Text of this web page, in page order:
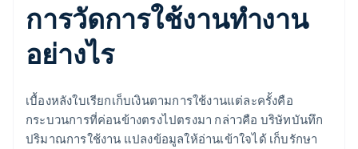
การวัดการใช้งานทํางาน
อย่างไร
เบื้องหลังใบเรียกเก็บเงินตามการใช้งานแต่ละครั้งคือ
กระบวนการที่ค่อนข้างตรงไปตรงมา กล่าวคือ บริษัทบันทึก
ปริมาณการใช้งาน แปลงข้อมูลให้อ่านเข้าใจได้ เก็บรักษา